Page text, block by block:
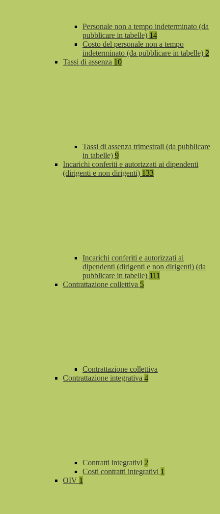
Personale non a tempo indeterminato (da
pubblicare in tabelle) 14
Costo del personale non a tempo
indeterminato (da pubblicare in tabelle) 2
Tassi di assenza 10
Tassi di assenza trimestrali (da pubblicare
in tabelle) 9
Incarichi conferiti e autorizzati ai dipendenti
(dirigenti e non dirigenti) 133
Incarichi conferiti e autorizzati ai
dipendenti (dirigenti e non dirigenti) (da
pubblicare in tabelle) 111
Contrattazione collettiva 5
Contrattazione collettiva
Contrattazione integrativa 4
Contratti integrativi 2
Costi contratti integrativi 1
OIV 1